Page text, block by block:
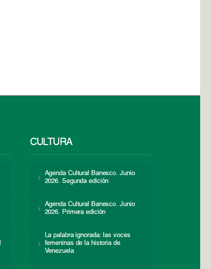
CULTURA
Agenda Cultural Banesco. Junio
2026. Segunda edición
Agenda Cultural Banesco. Junio
2026. Primera edición
La palabra ignorada: las voces
femeninas de la historia de
Venezuela